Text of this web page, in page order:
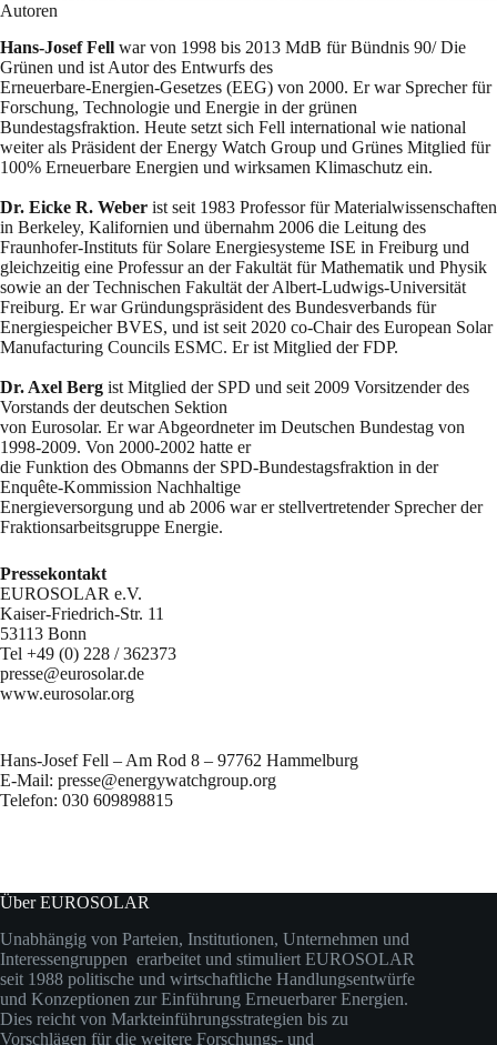
Autoren
Hans-Josef Fell war von 1998 bis 2013 MdB für Bündnis 90/ Die
Grünen und ist Autor des Entwurfs des
Erneuerbare-Energien-Gesetzes (EEG) von 2000. Er war Sprecher für
Forschung, Technologie und Energie in der grünen
Bundestagsfraktion. Heute setzt sich Fell international wie national
weiter als Präsident der Energy Watch Group und Grünes Mitglied für
100% Erneuerbare Energien und wirksamen Klimaschutz ein.
Dr. Eicke R. Weber ist seit 1983 Professor für Materialwissenschaften
in Berkeley, Kalifornien und übernahm 2006 die Leitung des
Fraunhofer-Instituts für Solare Energiesysteme ISE in Freiburg und
gleichzeitig eine Professur an der Fakultät für Mathematik und Physik
sowie an der Technischen Fakultät der Albert-Ludwigs-Universität
Freiburg. Er war Gründungspräsident des Bundesverbands für
Energiespeicher BVES, und ist seit 2020 co-Chair des European Solar
Manufacturing Councils ESMC. Er ist Mitglied der FDP.
Dr. Axel Berg ist Mitglied der SPD und seit 2009 Vorsitzender des
Vorstands der deutschen Sektion
von Eurosolar. Er war Abgeordneter im Deutschen Bundestag von
1998-2009. Von 2000-2002 hatte er
die Funktion des Obmanns der SPD-Bundestagsfraktion in der
Enquête-Kommission Nachhaltige
Energieversorgung und ab 2006 war er stellvertretender Sprecher der
Fraktionsarbeitsgruppe Energie.
Pressekontakt
EUROSOLAR e.V.
Kaiser-Friedrich-Str. 11
53113 Bonn
Tel +49 (0) 228 / 362373
presse@eurosolar.de
www.eurosolar.org
Hans-Josef Fell – Am Rod 8 – 97762 Hammelburg
E-Mail: presse@energywatchgroup.org
Telefon: 030 609898815
Über EUROSOLAR
Unabhängig von Parteien, Institutionen, Unternehmen und
Interessengruppen erarbeitet und stimuliert EUROSOLAR
seit 1988 politische und wirtschaftliche Handlungsentwürfe
und Konzeptionen zur Einführung Erneuerbarer Energien.
Dies reicht von Markteinführungsstrategien bis zu
Vorschlägen für die weitere Forschungs- und